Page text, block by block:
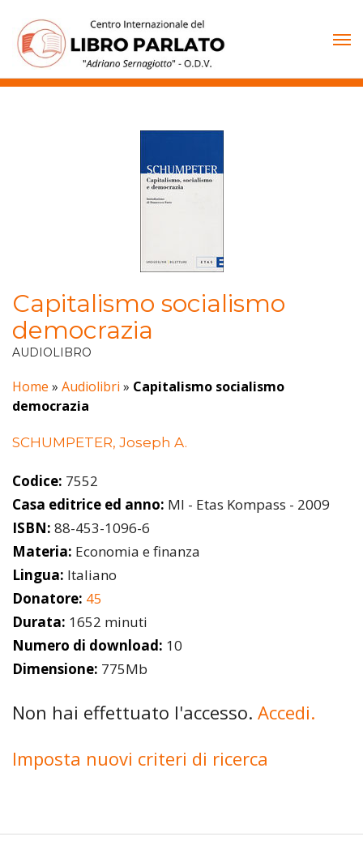
contenuto
Capitalismo socialismo
democrazia
AUDIOLIBRO
Home » Audiolibri » Capitalismo socialismo
democrazia
SCHUMPETER, Joseph A.
Codice: 7552
Casa editrice ed anno: MI - Etas Kompass - 2009
ISBN: 88-453-1096-6
Materia: Economia e finanza
Lingua: Italiano
Donatore: 45
Durata: 1652 minuti
Numero di download: 10
Dimensione: 775Mb
Non hai effettuato l'accesso. Accedi.
Imposta nuovi criteri di ricerca